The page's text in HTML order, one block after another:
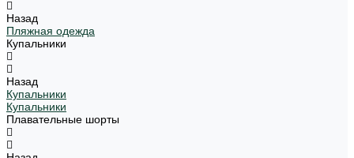
Назад
Пляжная одежда
Купальники
Назад
Купальники
Купальники
Плавательные шорты